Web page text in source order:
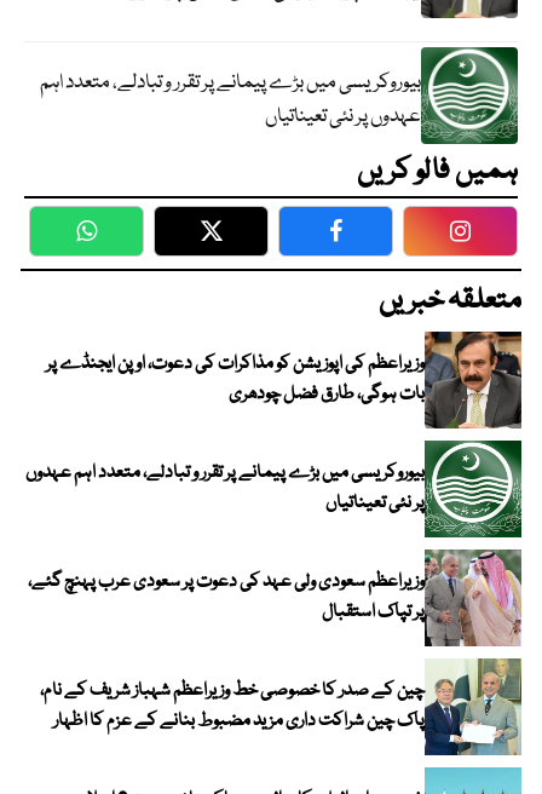
بیوروکریسی میں بڑے پیمانے پر تقرر و تبادلے، متعدد اہم
عہدوں پر نئی تعیناتیاں
ہمیں فالو کریں
WhatsApp Twitter Facebook
متعلقہ خبریں
وزیراعظم کی اپوزیشن کو مذاکرات کی دعوت، اوپن ایجنڈے پر
بات ہوگی، طارق فضل چودھری
بیوروکریسی میں بڑے پیمانے پر تقرر و تبادلے، متعدد اہم عہدوں
پر نئی تعیناتیاں
وزیراعظم سعودی ولی عہد کی دعوت پر سعودی عرب پہنچ گئے،
پر تپاک استقبال
چین کے صدر کا خصوصی خط وزیراعظم شہباز شریف کے نام،
پاک چین شراکت داری مزید مضبوط بنانے کے عزم کا اظہار